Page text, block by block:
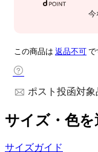
今
この商品は 返品不可 で
ポスト投函対象
サイズ・色を
サイズガイド